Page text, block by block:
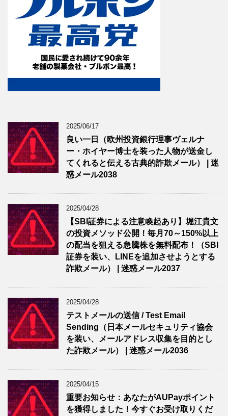
2025/06/17
良い一日（欧州投資銀行理事ヴェルナ
ー・ホイヤー博士を装った人物が送金し
てくれると伝える古典的詐欺メール） | 迷
惑メール2038
2025/04/28
【SBI証券による注意喚起あり】堀江貴文
の投資メソッド公開！毎月70～150%以上
の配当を狙える急騰株を無料配布！（SBI
証券を装い、LINEを追加させようとする
詐欺メール） | 迷惑メール2037
2025/04/28
テストメールの送信 / Test Email
Sending（日本メールセキュリティ協会
を装い、メールアドレス収集を目的とし
た詐欺メール） | 迷惑メール2036
2025/04/15
重要お知らせ：あなたがAUPayポイント
を獲得しました！今すぐお受け取りくだ